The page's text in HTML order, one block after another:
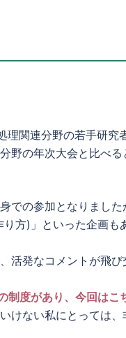
理関連分野の若手研
野の年次大会と比べ
での参加となりまし
方)」といった企画も
活発なコメントが飛
制度があり、今回はこ
けない私にとっては、